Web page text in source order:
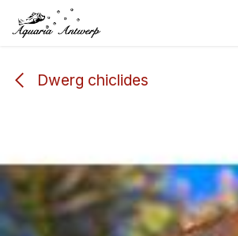
Overslaan naar inhoud
Dwerg chiclides